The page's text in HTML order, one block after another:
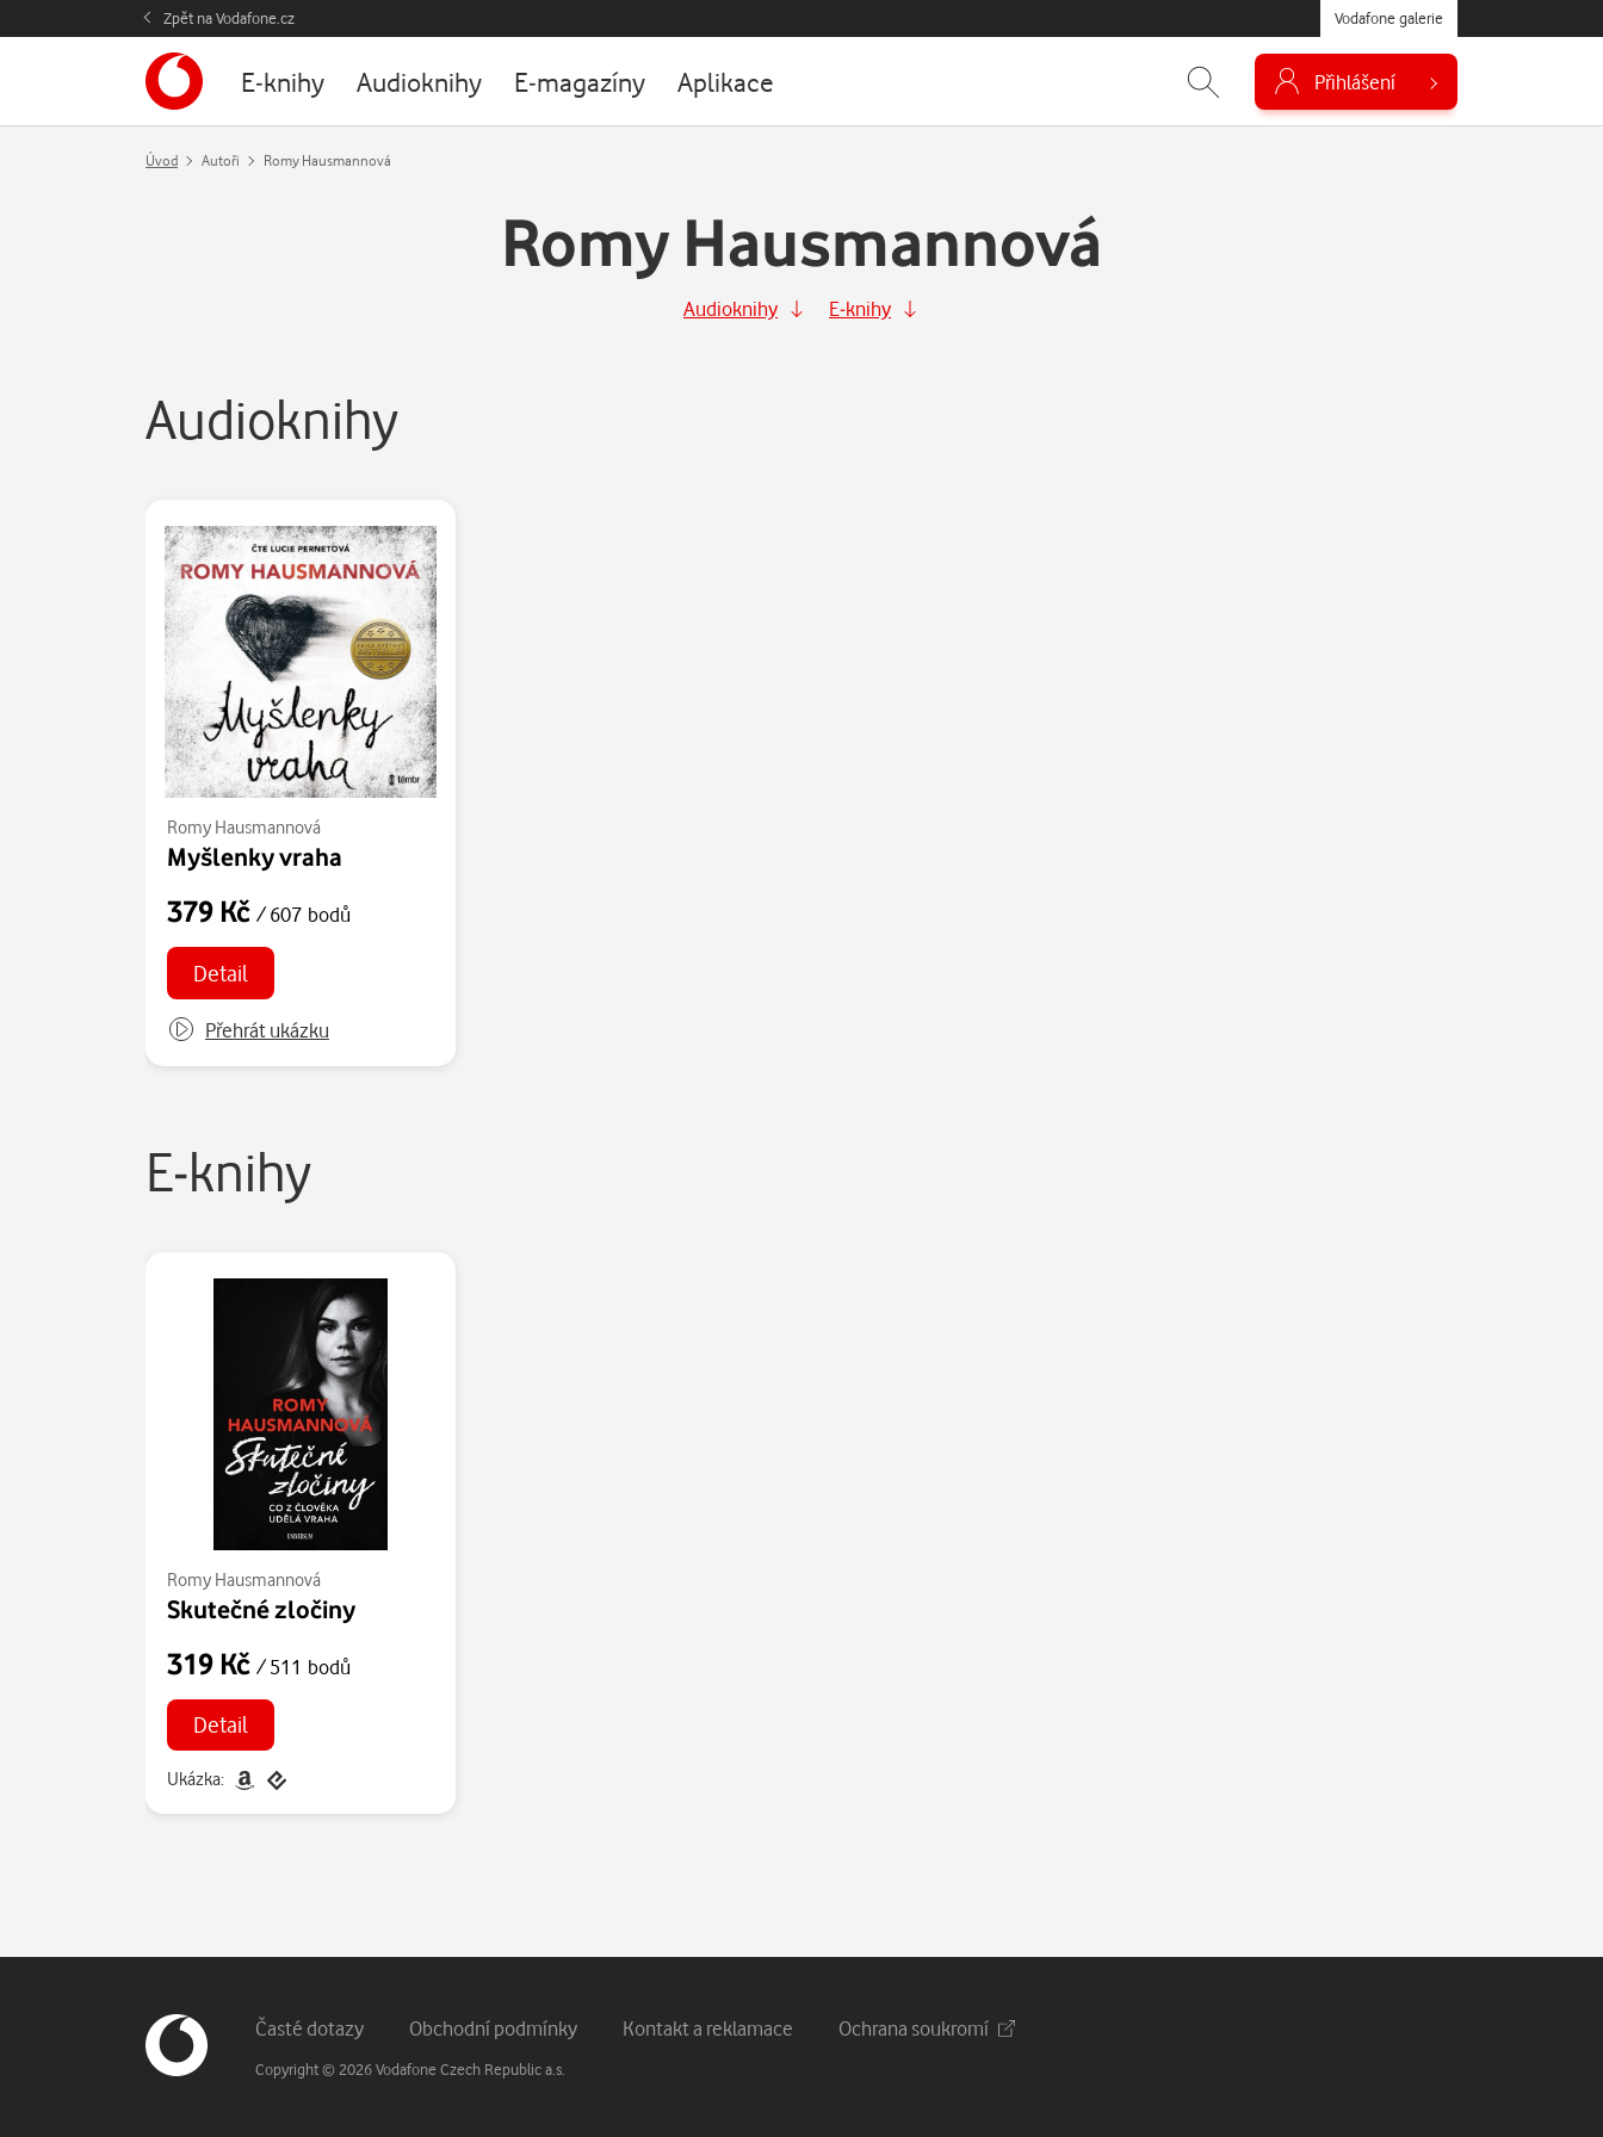
Zpět na Vodafone.cz Vodafone galerie
E-knihy Audioknihy E-magazíny Aplikace Přihlášení
Úvod Autoři Romy Hausmannová
Romy Hausmannová
Audioknihy E-knihy
Audioknihy
Romy Hausmannová
Myšlenky vraha
379 Kč / 607 bodů
Detail
Přehrát ukázku
E-knihy
Romy Hausmannová
Skutečné zločiny
319 Kč / 511 bodů
Detail
Ukázka:
Patička webu
Vedlejší navigace
Časté dotazy Obchodní podmínky Kontakt a reklamace Ochrana soukromí
Copyright © 2026 Vodafone Czech Republic a.s.